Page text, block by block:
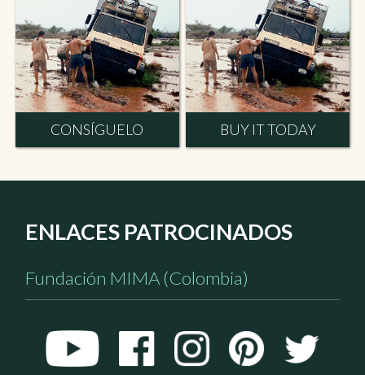
CONSÍGUELO BUY IT TODAY
ENLACES PATROCINADOS
Fundación MIMA (Colombia)